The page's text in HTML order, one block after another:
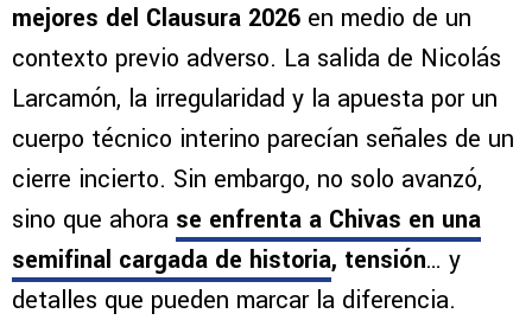
mejores del Clausura 2026 en medio de un
contexto previo adverso. La salida de Nicolás
Larcamón, la irregularidad y la apuesta por un
cuerpo técnico interino parecían señales de un
cierre incierto. Sin embargo, no solo avanzó,
sino que ahora se enfrenta a Chivas en una
semifinal cargada de historia, tensión… y
detalles que pueden marcar la diferencia.